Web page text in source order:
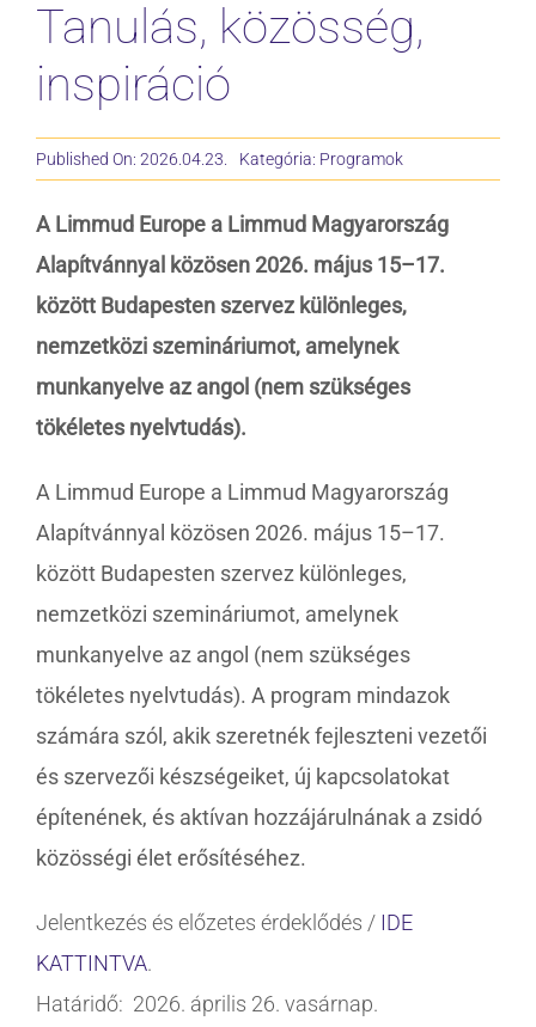
KERESÉS...
Tanulás, közösség,
inspiráció
Published On: 2026.04.23. Kategória: Programok
A Limmud Europe a Limmud Magyarország
Alapítvánnyal közösen 2026. május 15–17.
között Budapesten szervez különleges,
nemzetközi szemináriumot, amelynek
munkanyelve az angol (nem szükséges
tökéletes nyelvtudás).
A Limmud Europe a Limmud Magyarország
Alapítvánnyal közösen 2026. május 15–17.
között Budapesten szervez különleges,
nemzetközi szemináriumot, amelynek
munkanyelve az angol (nem szükséges
tökéletes nyelvtudás). A program mindazok
számára szól, akik szeretnék fejleszteni vezetői
és szervezői készségeiket, új kapcsolatokat
építenének, és aktívan hozzájárulnának a zsidó
közösségi élet erősítéséhez.
Jelentkezés és előzetes érdeklődés / IDE
KATTINTVA.
Határidő: 2026. április 26. vasárnap.